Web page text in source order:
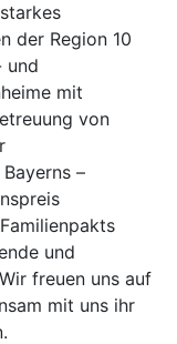
der Region 10
und
mit
von
–
und
freuen uns auf
mit uns ihr